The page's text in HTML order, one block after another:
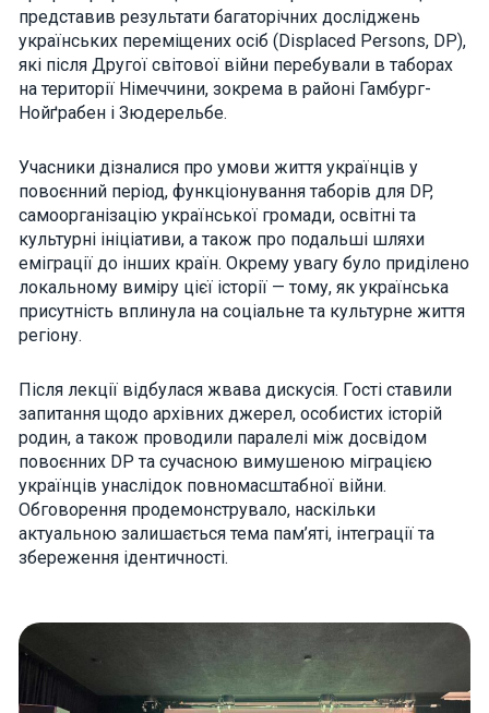
представив результати багаторічних досліджень
українських переміщених осіб (Displaced Persons, DP),
які після Другої світової війни перебували в таборах
на території Німеччини, зокрема в районі Гамбург-
Нойґрабен і Зюдерельбе.
Учасники дізналися про умови життя українців у
повоєнний період, функціонування таборів для DP,
самоорганізацію української громади, освітні та
культурні ініціативи, а також про подальші шляхи
еміграції до інших країн. Окрему увагу було приділено
локальному виміру цієї історії — тому, як українська
присутність вплинула на соціальне та культурне життя
регіону.
Після лекції відбулася жвава дискусія. Гості ставили
запитання щодо архівних джерел, особистих історій
родин, а також проводили паралелі між досвідом
повоєнних DP та сучасною вимушеною міграцією
українців унаслідок повномасштабної війни.
Обговорення продемонструвало, наскільки
актуальною залишається тема пам’яті, інтеграції та
збереження ідентичності.
cookies,
some
functionality
will
disappear
from the
Marketing
your
interests and
behavior as
you visit our
site, you
increase the
chance of
offers.